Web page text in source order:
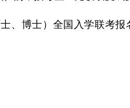
、博士）全国入学联考